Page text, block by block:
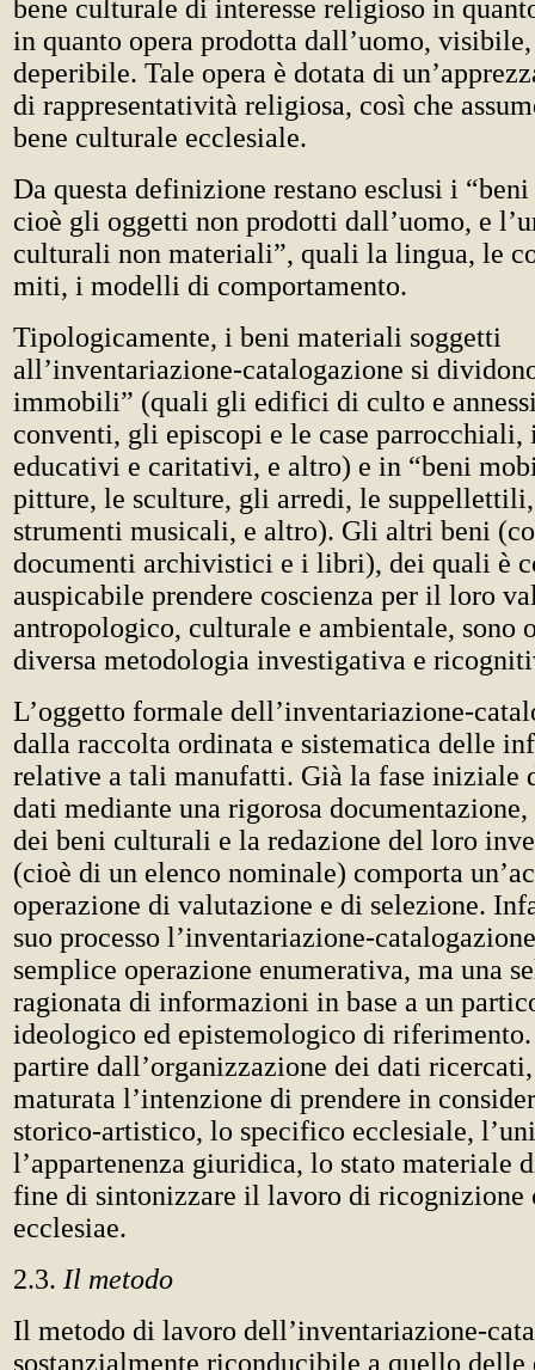
bene culturale di interesse religioso in
in quanto opera prodotta dall’uomo,
deperibile. Tale opera è dotata di
di rappresentatività religiosa, così che
bene culturale ecclesiale.
Da questa definizione restano esclusi i
cioè gli oggetti non prodotti dall’uomo, e
culturali non materiali”, quali la lingua, le
miti, i modelli di comportamento.
Tipologicamente, i beni materiali soggetti
all’inventariazione-catalogazione si
immobili” (quali gli edifici di culto e
conventi, gli episcopi e le case parrocchiali,
educativi e caritativi, e altro) e in “beni
pitture, le sculture, gli arredi, le
strumenti musicali, e altro). Gli altri beni
documenti archivistici e i libri), dei quali è
auspicabile prendere coscienza per il loro
antropologico, culturale e ambientale, sono
diversa metodologia investigativa e
L’oggetto formale dell’inventariazione-
dalla raccolta ordinata e sistematica delle
relative a tali manufatti. Già la fase iniziale
dati mediante una rigorosa
dei beni culturali e la redazione del loro
(cioè di un elenco nominale) comporta
operazione di valutazione e di selezione.
suo processo l’inventariazione-
semplice operazione enumerativa, ma una
ragionata di informazioni in base a un
ideologico ed epistemologico di riferimento.
partire dall’organizzazione dei dati ricercati,
maturata l’intenzione di prendere in
storico-artistico, lo specifico ecclesiale,
l’appartenenza giuridica, lo stato materiale
fine di sintonizzare il lavoro di ricognizione
ecclesiae.
2.3. Il metodo
Il metodo di lavoro dell’inventariazione-
sostanzialmente riconducibile a quello